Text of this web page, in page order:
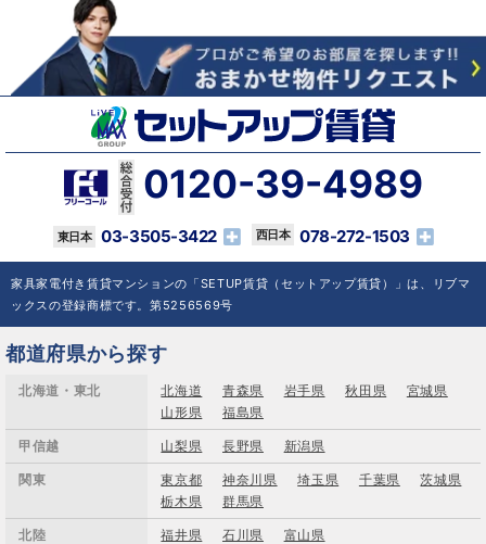
0120-39-4989
03-3505-3422 078-272-1503
家具家電付き賃貸マンションの「SETUP賃貸（セットアップ賃貸）」は、リブマ
ックスの登録商標です。第5256569号
都道府県から探す
北海道・東北 北海道 青森県 岩手県 秋田県
宮城県
山形県
福島県
甲信越 山梨県 長野県 新潟県
関東 東京都 神奈川県 埼玉県 千葉県
茨城県
栃木県
群馬県
北陸 福井県 石川県 富山県